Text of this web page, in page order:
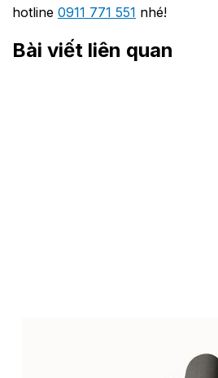
hotline 0911 771 551 nhé!
Bài viết liên quan